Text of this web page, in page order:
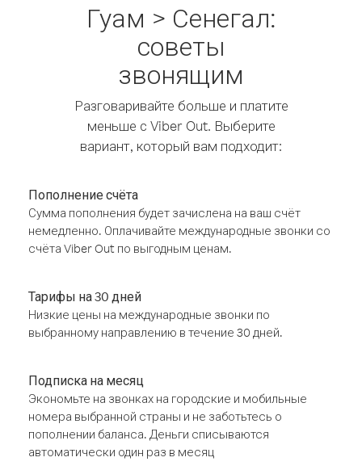
Гуам > Сенегал:
советы
звонящим
Разговаривайте больше и платите
меньше с Viber Out. Выберите
вариант, который вам подходит:
Пополнение счёта
Сумма пополнения будет зачислена на ваш счёт
немедленно. Оплачивайте международные звонки со
счёта Viber Out по выгодным ценам.
Тарифы на 30 дней
Низкие цены на международные звонки по
выбранному направлению в течение 30 дней.
Подписка на месяц
Экономьте на звонках на городские и мобильные
номера выбранной страны и не заботьтесь о
пополнении баланса. Деньги списываются
автоматически один раз в месяц